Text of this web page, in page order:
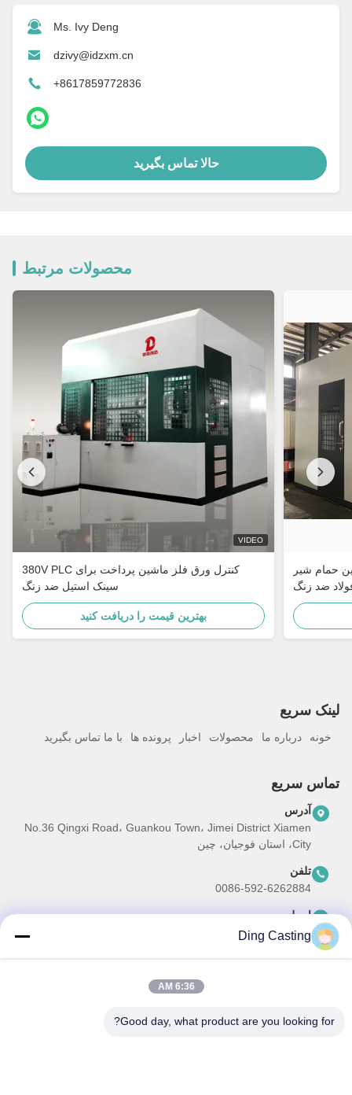
Ms. Ivy Deng
dzivy@idzxm.cn
+8617859772836
حالا تماس بگیرید
محصولات مرتبط
VIDEO
380V PLC کنترل ورق فلز ماشین پرداخت برای
سینک استیل ضد زنگ
بهترین قیمت را دریافت کنید
حمام شیر
ضد زنگ
لینک سریع
خونه درباره ما محصولات اخبار پرونده ها با ما تماس بگیرید
تماس سریع
آدرس
No.36 Qingxi Road، Guankou Town، Jimei District Xiamen
City، استان فوجیان، چین
تلفن
0086-592-6262884
ایمیل
dzivy@idzxm.cn
برای دریافت تخفیف ها و موارد دیگر، به خبرنامه ما ثبت نام کنید.
Ding Casting
6:36 AM
Good day, what product are you looking for?